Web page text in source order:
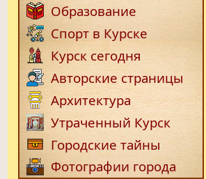
Образование
Спорт в Курске
Курск сегодня
Авторские страницы
Архитектура
Утраченный Курск
Городские тайны
Фотографии города